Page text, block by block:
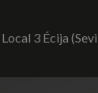
Local 3 Écija